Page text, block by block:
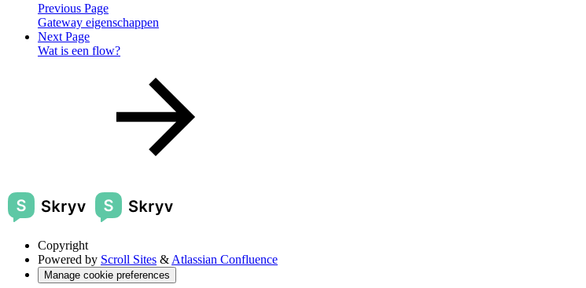
Previous Page
Gateway eigenschappen
Next Page
Wat is een flow?
Copyright
Powered by Scroll Sites & Atlassian Confluence
Manage cookie preferences